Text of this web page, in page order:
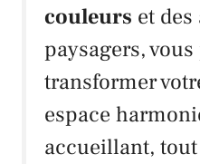
couleurs et
paysagers,
transformer
espace
accueillant,